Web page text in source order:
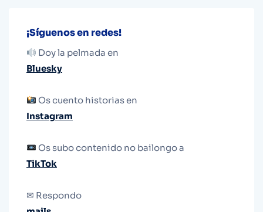
¡Síguenos en redes!
Doy la pelmada en
Bluesky
Os cuento historias en
Instagram
Os subo contenido no bailongo a
TikTok
✉ Respondo